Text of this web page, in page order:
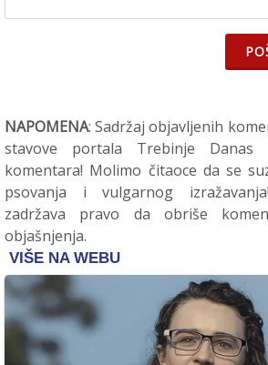
NAPOMENA: Sadržaj objavljenih
stavove portala Trebinje Danas
komentara! Molimo čitaoce da se
psovanja i vulgarnog
zadržava pravo da obriše
objašnjenja.